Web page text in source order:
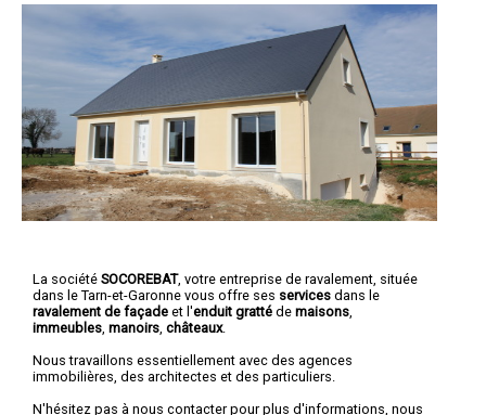
La société SOCOREBAT, votre entreprise de ravalement , située
dans le Tarn-et-Garonne vous offre ses services dans le
ravalement de façade et l'enduit gratté de maisons
immeubles manoirs châteaux.
Nous travaillons essentiellement avec des agences
immobilières, des architectes et des particuliers.
N'hésitez pas à nous contacter pour plus d'informations, nous